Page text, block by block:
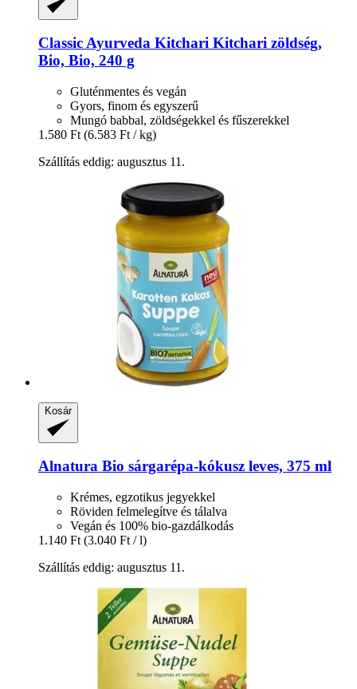
Classic Ayurveda Kitchari Kitchari zöldség,
Bio, Bio, 240 g
Gluténmentes és vegán
Gyors, finom és egyszerű
Mungó babbal, zöldségekkel és fűszerekkel
1.580 Ft (6.583 Ft / kg)
Szállítás eddig: augusztus 11.
Kosár
Alnatura Bio sárgarépa-​kókusz leves, 375 ml
Krémes, egzotikus jegyekkel
Röviden felmelegítve és tálalva
Vegán és 100% bio-gazdálkodás
1.140 Ft (3.040 Ft / l)
Szállítás eddig: augusztus 11.